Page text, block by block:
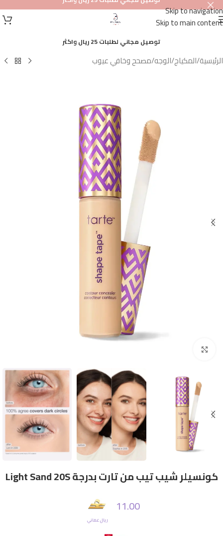
Skip to navigation
Skip to main content
توصيل مجاني لطلبات 25 ريال واكثر
الرئيسية/المكياج/الوجه/مصحح وخافي عيوب
كونسيلر شيب تيب من تارت بدرجة Light Sand 20S
11.00
ريال عماني